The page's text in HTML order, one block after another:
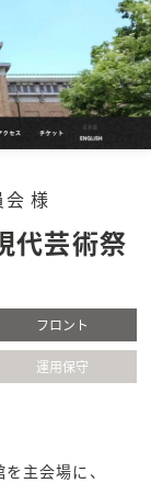
会 様
代芸術祭
フロント
運用保守
主会場に、